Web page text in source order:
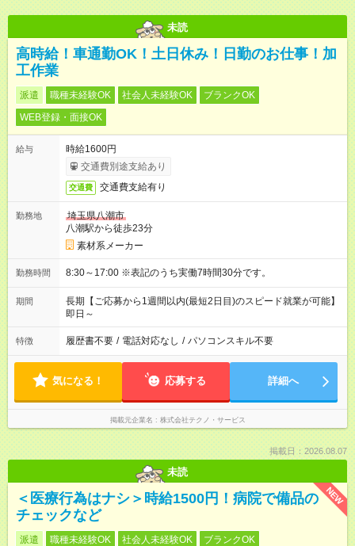
未読
高時給！車通勤OK！土日休み！日勤のお仕事！加
工作業
派遣 職種未経験OK 社会人未経験OK
ブランクOK
WEB登録・面接OK
給与
時給1600円
交通費別途支給あり
交通費 交通費支給有り
勤務地
埼玉県八潮市
八潮駅から徒歩23分
素材系メーカー
勤務時間 8:30～17:00 ※表記のうち実働7時間30分です。
期間
長期【ご応募から1週間以内(最短2日目)のスピード就業が可能】
即日～
特徴 履歴書不要 / 電話対応なし / パソコンスキル不要
気になる！ 応募する 詳細へ
掲載元企業名 株式会社テクノ・サービス
掲載日：2026.08.07
未読
NEW
＜医療行為はナシ＞時給1500円！病院で備品の
チェックなど
派遣 職種未経験OK 社会人未経験OK
ブランクOK